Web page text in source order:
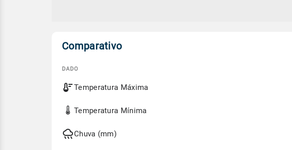
Comparativo
Comparativo
entre
previsão
amanhã
DADO
Temperatura Máxima
Temperatura Mínima
Chuva (mm)